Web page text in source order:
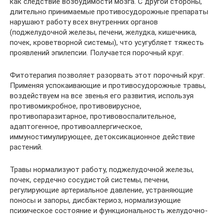
длительно принимаемые противосудорожные препараты
нарушают работу всех внутренних органов
(поджелудочной железы, печени, желудка, кишечника,
почек, кроветворной системы), что усугубляет тяжесть
проявлений эпилепсии. Получается порочный круг.
Фитотерапия позволяет разорвать этот порочный круг.
Применяя успокаивающие и противосудорожные травы,
воздействуем на все звенья его развития, используя
противомикробное, противовирусное,
противопаразитарное, противовоспалительное,
адаптогенное, противоаллергическое,
иммуностимулирующее, детоксикационное действие
растений.
Травы нормализуют работу, поджелудочной железы,
почек, сердечно сосудистой системы, печени,
регулирующие артериальное давление, устраняющие
поносы и запоры, дисбактериоз, нормализующие
психическое состояние и функциональность желудочно-